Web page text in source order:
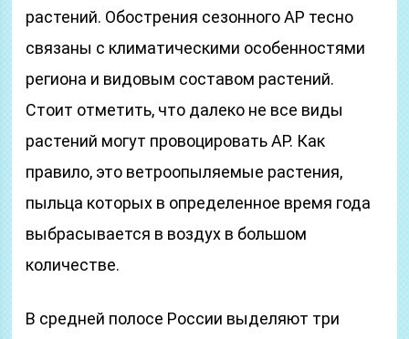
растений. Обострения сезонного АР тесно
связаны с климатическими особенностями
региона и видовым составом растений.
Стоит отметить, что далеко не все виды
растений могут провоцировать АР. Как
правило, это ветроопыляемые растения,
пыльца которых в определенное время года
выбрасывается в воздух в большом
количестве.
В средней полосе России выделяют три